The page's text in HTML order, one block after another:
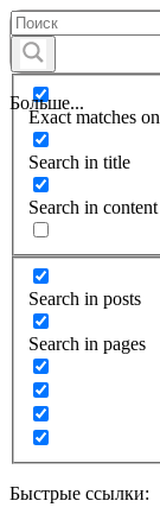
Больше...
Exact matches
Search in title
Search in content
Search in posts
Search in pages
Быстрые ссылки: